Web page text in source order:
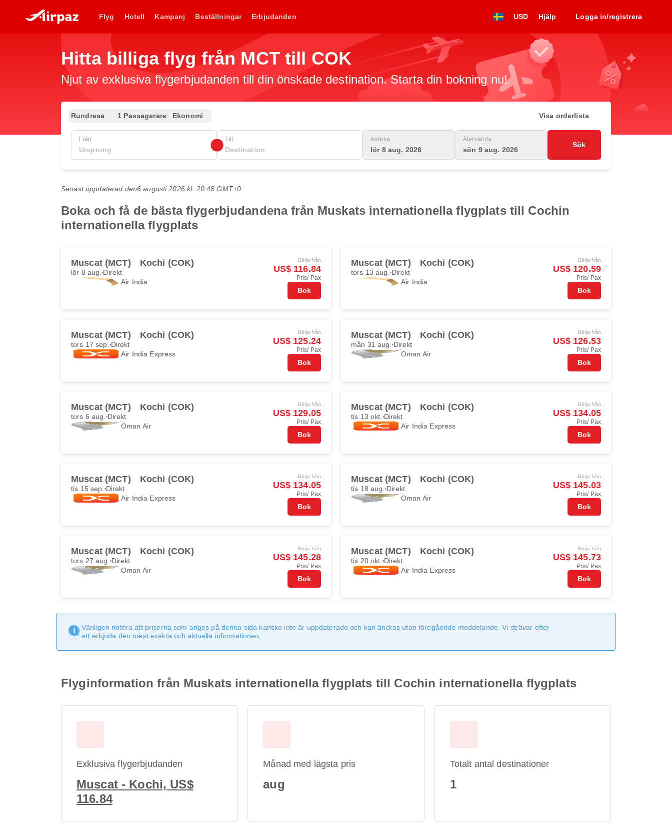
Flyg Hotell Kampanj Beställningar Erbjudanden USD Hjälp Logga in/registrera
Hitta billiga flyg från MCT till COK
Njut av exklusiva flygerbjudanden till din önskade destination. Starta din bokning nu!
Rundresa 1 Passagerare Ekonomi Visa orderlista
Från Till Avresa
lör 8 aug. 2026
Återvända
sön 9 aug. 2026
Sök
Senast uppdaterad den6 augusti 2026 kl. 20:48 GMT+0
Boka och få de bästa flygerbjudandena från Muskats internationella flygplats till Cochin
internationella flygplats
Muscat (MCT) Kochi (COK)
lör 8 aug. Direkt
Air India
Börja från
US$ 116.84
Pris/ Pax
Bok
Muscat (MCT) Kochi (COK)
tors 13 aug. Direkt
Air India
Börja från
US$ 120.59
Pris/ Pax
Bok
Muscat (MCT) Kochi (COK)
tors 17 sep. Direkt
Air India Express
Börja från
US$ 125.24
Pris/ Pax
Bok
Muscat (MCT) Kochi (COK)
mån 31 aug. Direkt
Oman Air
Börja från
US$ 126.53
Pris/ Pax
Bok
Muscat (MCT) Kochi (COK)
tors 6 aug. Direkt
Oman Air
Börja från
US$ 129.05
Pris/ Pax
Bok
Muscat (MCT) Kochi (COK)
tis 13 okt. Direkt
Air India Express
Börja från
US$ 134.05
Pris/ Pax
Bok
Muscat (MCT) Kochi (COK)
tis 15 sep. Direkt
Air India Express
Börja från
US$ 134.05
Pris/ Pax
Bok
Muscat (MCT) Kochi (COK)
tis 18 aug. Direkt
Oman Air
Börja från
US$ 145.03
Pris/ Pax
Bok
Muscat (MCT) Kochi (COK)
tors 27 aug. Direkt
Oman Air
Börja från
US$ 145.28
Pris/ Pax
Bok
Muscat (MCT) Kochi (COK)
tis 20 okt. Direkt
Air India Express
Börja från
US$ 145.73
Pris/ Pax
Bok
Vänligen notera att priserna som anges på denna sida kanske inte är uppdaterade och kan ändras utan föregående meddelande. Vi strävar efter
att erbjuda den mest exakta och aktuella informationen.
Flyginformation från Muskats internationella flygplats till Cochin internationella flygplats
Exklusiva flygerbjudanden
Muscat - Kochi, US$
116.84
Månad med lägsta pris
aug
Totalt antal destinationer
1